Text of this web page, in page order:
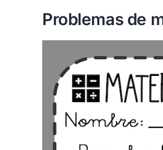
Problemas de